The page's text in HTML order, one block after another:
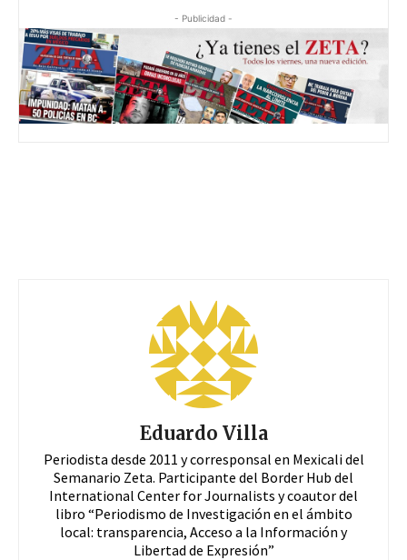
- Publicidad -
Eduardo Villa
Periodista desde 2011 y corresponsal en Mexicali del
Semanario Zeta. Participante del Border Hub del
International Center for Journalists y coautor del
libro “Periodismo de Investigación en el ámbito
local: transparencia, Acceso a la Información y
Libertad de Expresión”